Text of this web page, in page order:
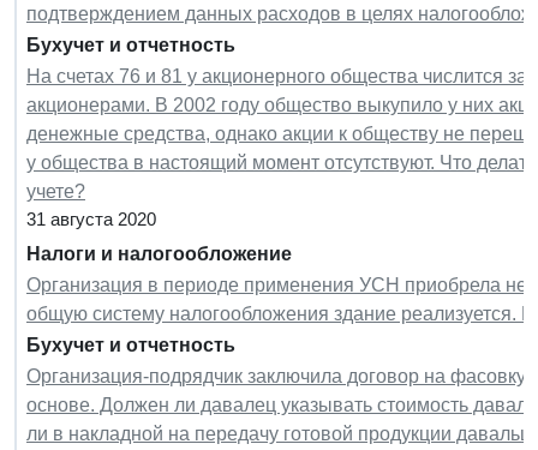
подтверждением данных расходов в целях
Бухучет и отчетность
На счетах 76 и 81 у акционерного общества числится
акционерами. В 2002 году общество выкупило у них
денежные средства, однако акции к обществу не
у общества в настоящий момент отсутствуют. Что
учете?
31 августа 2020
Налоги и налогообложение
Организация в периоде применения УСН приобрела
общую систему налогообложения здание реализуется.
Бухучет и отчетность
Организация-подрядчик заключила договор на фасовку
основе. Должен ли давалец указывать стоимость
ли в накладной на передачу готовой продукции